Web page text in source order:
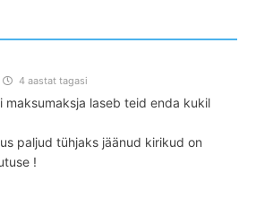
4 aastat tagasi
maksumaksja laseb teid enda kukil
paljud tühjaks jäänud kirikud on
!